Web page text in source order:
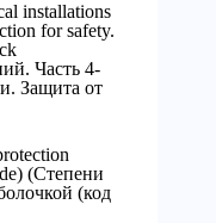
installations
for safety.
Часть 4-
Защита от
(Степени
(код